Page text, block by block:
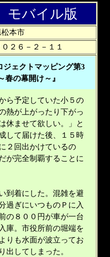
バイル版
本市
６－２－１１
ェクトマッピング第3
の幕開け～』
ら予定していた小５の
熱が上がったり下がっ
休ませて欲しい。」と
して届けた後、１５時
２回出かけているの
が完全制覇することに
到着にした。混雑を避
過ぎにいつものＰに入
の８００円が車が一台
庫。市役所前の堀端を
りも水面が波立ってお
出してしまった。